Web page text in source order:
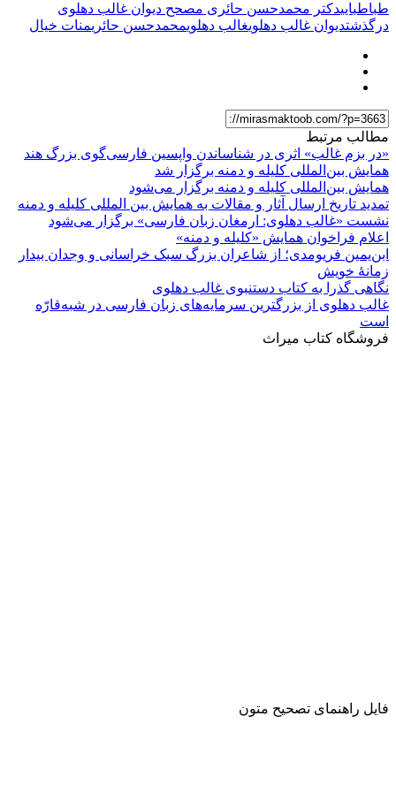
طباطباییدکتر محمدحسن حائری مصحح دیوان غالب دهلوی
درگذشتدیوان غالب دهلویغالب دهلویمحمدحسن حائریمنات خیال‌
مطالب مرتبط
«در بزم غالب» اثری در شناساندن واپسین فارسی‌گوی بزرگ هند
همایش بین‌المللی کلیله و دمنه برگزار شد
همایش بین‌المللی کلیله و دمنه برگزار می‌شود
تمدید تاریخ ارسال آثار و مقالات به همایش بین المللی کلیله و دمنه
نشست «غالب دهلوی: ارمغان زبان فارسی» برگزار می‌شود
اعلام فراخوان همایش «کلیله و دمنه»
ابن‌یمین فریومدی؛ از شاعران بزرگ سبک خراسانی و وجدان بیدار
زمانۀ خویش
نگاهی گذرا به کتاب دستنبوی غالب دهلوی
غالب دهلوی از بزرگترین سرمایه‌های زبان فارسی در شبه‌قارّه
است
فروشگاه کتاب میراث
فایل راهنمای تصحیح متون